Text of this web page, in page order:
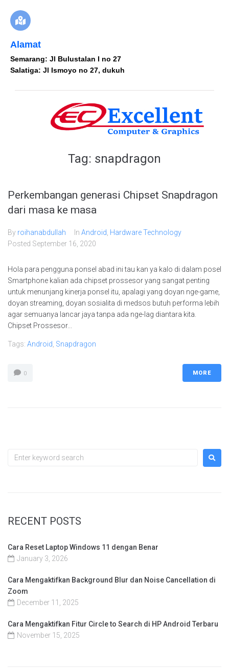
Alamat
Semarang: Jl Bulustalan I no 27
Salatiga: Jl Ismoyo no 27, dukuh
Tag: snapdragon
Perkembangan generasi Chipset Snapdragon
dari masa ke masa
By roihanabdullah In Android Hardware Technology
Posted September 16, 2020
Hola para pengguna ponsel abad ini tau kan ya kalo di dalam posel
Smartphone kalian ada chipset prossesor yang sangat penting
untuk menunjang kinerja ponsel itu, apalagi yang doyan nge-game,
doyan streaming, doyan sosialita di medsos butuh performa lebih
agar semuanya lancar jaya tanpa ada nge-lag diantara kita.
Chipset Prossesor...
Tags: Android Snapdragon
0 MORE
RECENT POSTS
Cara Reset Laptop Windows 11 dengan Benar
January 3, 2026
Cara Mengaktifkan Background Blur dan Noise Cancellation di
Zoom
December 11, 2025
Cara Mengaktifkan Fitur Circle to Search di HP Android Terbaru
November 15, 2025